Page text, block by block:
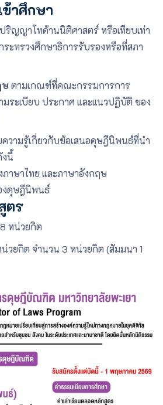
าศึกษา
ริญญาโทด้านนิติศาสตร์ หรือเทียบเท่า
ะทรวงศึกษาธิการรับรองหรือที่สภา
ษ ตามเกณฑ์ที่คณะกรรมการการ
ระเบียบ ประกาศ และแนวปฏิบัติ ของ
ความรู้เกี่ยวกับข้อเสนอดุษฎีนิพนธ์ที่นำ
งนี้
าษาไทย และภาษาอังกฤษ
งดุษฎีนิพนธ์
ตร
หน่วยกิต
วยกิต จำนวน 3 หน่วยกิต (สัมมนา 1